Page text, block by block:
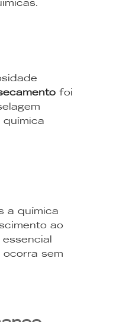
foi
a química
ao
sem